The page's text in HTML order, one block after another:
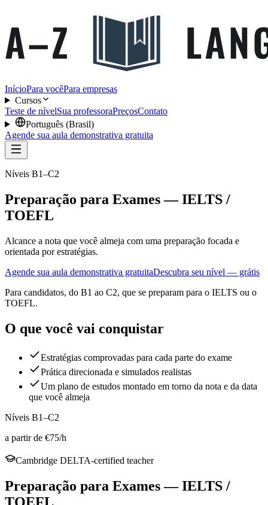
InícioPara vocêPara empresas
Cursos
Teste de nívelSua professoraPreçosContato
Português (Brasil)
Agende sua aula demonstrativa gratuita
Níveis B1–C2
Preparação para Exames — IELTS /
TOEFL
Alcance a nota que você almeja com uma preparação focada e
orientada por estratégias.
Agende sua aula demonstrativa gratuitaDescubra seu nível — grátis
Para candidatos, do B1 ao C2, que se preparam para o IELTS ou o
TOEFL.
O que você vai conquistar
Estratégias comprovadas para cada parte do exame
Prática direcionada e simulados realistas
Um plano de estudos montado em torno da nota e da data
que você almeja
Níveis B1–C2
a partir de €75/h
Cambridge DELTA-certified teacher
Preparação para Exames — IELTS /
TOEFL